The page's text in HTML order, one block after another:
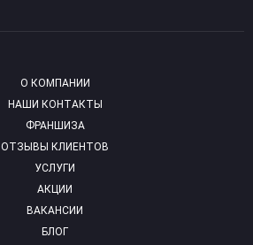
О КОМПАНИИ
НАШИ КОНТАКТЫ
ФРАНШИЗА
ОТЗЫВЫ КЛИЕНТОВ
УСЛУГИ
АКЦИИ
ВАКАНСИИ
БЛОГ